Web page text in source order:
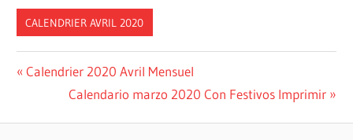
CALENDRIER AVRIL 2020
Post
navigation
Previous
Calendrier 2020 Avril Mensuel
Next
Calendario marzo 2020 Con Festivos Imprimir